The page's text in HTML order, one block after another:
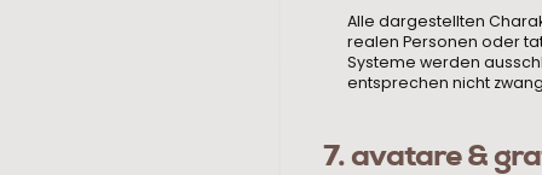
Alle dargestellten
realen Personen oder
Systeme werden
entsprechen nicht
7. avatare &